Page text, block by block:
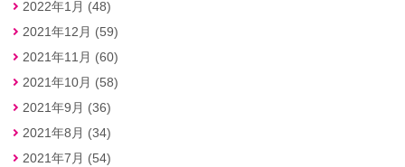
2022年1月 (48)
2021年12月 (59)
2021年11月 (60)
2021年10月 (58)
2021年9月 (36)
2021年8月 (34)
2021年7月 (54)